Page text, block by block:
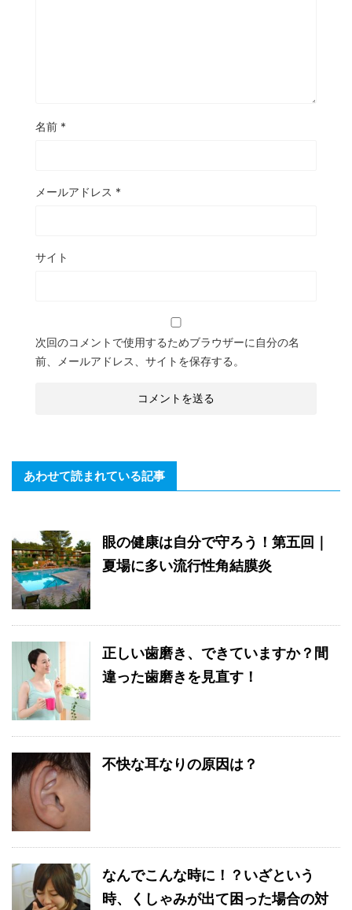
名前 *
メールアドレス *
サイト
次回のコメントで使用するためブラウザーに自分の名
前、メールアドレス、サイトを保存する。
あわせて読まれている記事
眼の健康は自分で守ろう！第五回｜
夏場に多い流行性角結膜炎
正しい歯磨き、できていますか？間
違った歯磨きを見直す！
不快な耳なりの原因は？
なんでこんな時に！？いざという
時、くしゃみが出て困った場合の対